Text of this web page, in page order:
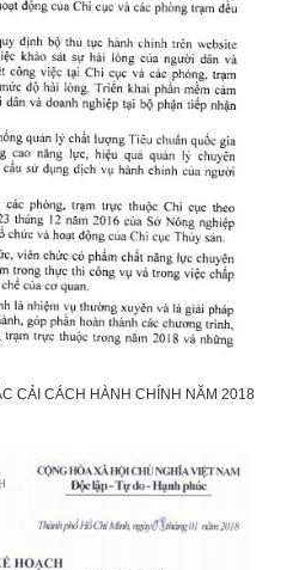
CẢI CÁCH HÀNH CHÍNH NĂM 2018